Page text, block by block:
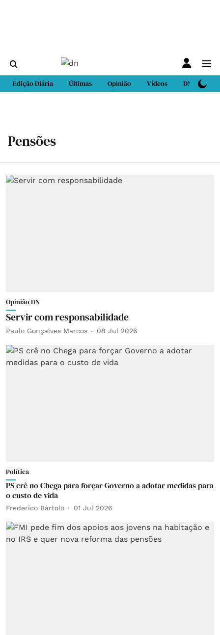
Edição Diária Últimas Opinião Vídeos DN Sport
Pensões
Opinião DN
Servir com responsabilidade
Paulo Gonçalves Marcos 08 Jul 2026
Política
PS crê no Chega para forçar Governo a adotar medidas para
o custo de vida
Frederico Bártolo 01 Jul 2026